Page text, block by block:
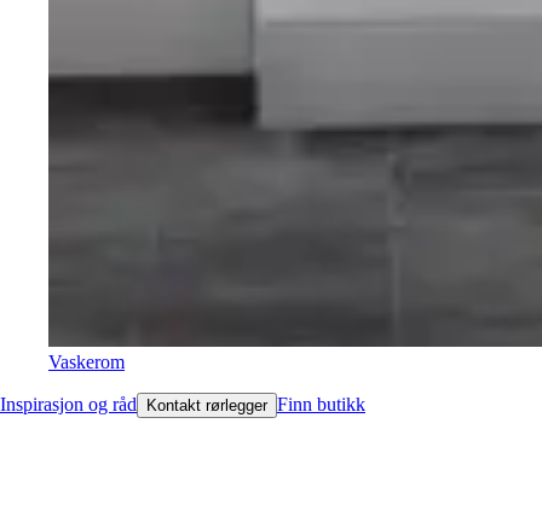
Vaskerom
Inspirasjon og råd Kontakt rørlegger Finn butikk